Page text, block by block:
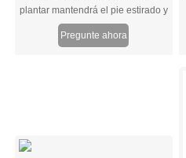
plantar mantendrá el pie estirado y
aliviará efectivamente los síntomas
dolorosos de la fascitis plantar y la
Pregunte ahora